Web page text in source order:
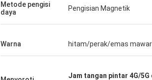
Metode pengisi
daya
Pengisian Magnetik
Warna hitam/perak/emas mawar
Jam tangan pintar 4G/5G